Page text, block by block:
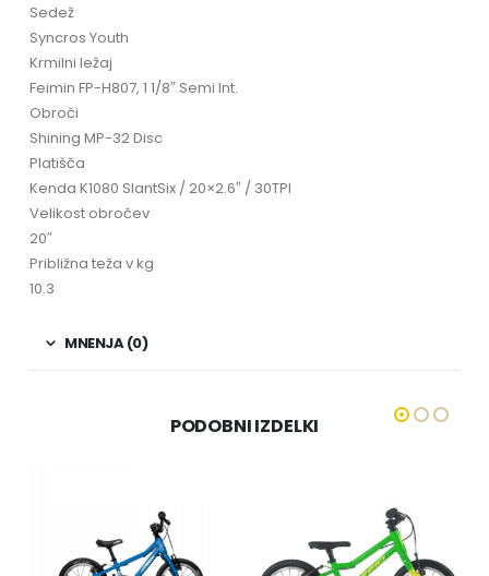
Sedež
Syncros Youth
Krmilni ležaj
Feimin FP-H807, 1 1/8″ Semi Int.
Obroči
Shining MP-32 Disc
Platišča
Kenda K1080 SlantSix / 20×2.6″ / 30TPI
Velikost obročev
20″
Približna teža v kg
10.3
MNENJA (0)
PODOBNI IZDELKI